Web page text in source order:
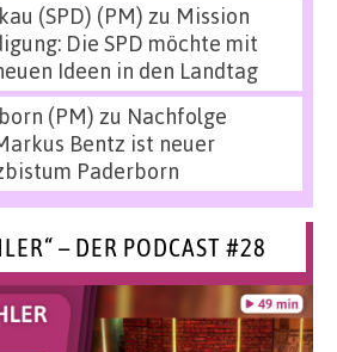
(SPD) (PM) zu Mission
Die SPD möchte mit
Ideen in den Landtag
(PM) zu Nachfolge
Bentz ist neuer
Paderborn
– DER PODCAST #28